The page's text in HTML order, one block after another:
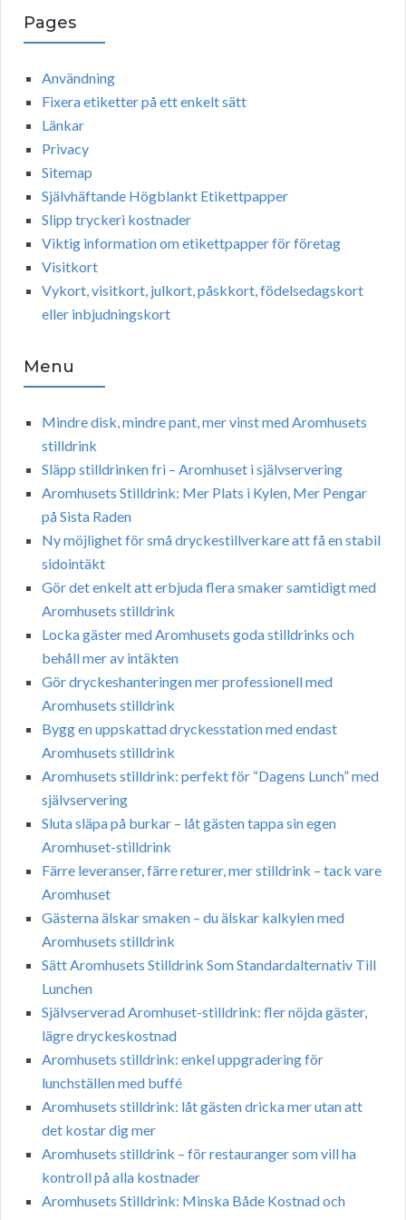
rPages
Användning
Fixera etiketter på ett enkelt sätt
Länkar
Privacy
Sitemap
Självhäftande Högblankt Etikettpapper
Slipp tryckeri kostnader
Viktig information om etikettpapper för företag
Visitkort
Vykort, visitkort, julkort, påskkort, födelsedagskort
eller inbjudningskort
Menu
Mindre disk, mindre pant, mer vinst med Aromhusets
stilldrink
Släpp stilldrinken fri – Aromhuset i självservering
Aromhusets Stilldrink: Mer Plats i Kylen, Mer Pengar
på Sista Raden
Ny möjlighet för små dryckestillverkare att få en stabil
sidointäkt
Gör det enkelt att erbjuda flera smaker samtidigt med
Aromhusets stilldrink
Locka gäster med Aromhusets goda stilldrinks och
behåll mer av intäkten
Gör dryckeshanteringen mer professionell med
Aromhusets stilldrink
Bygg en uppskattad dryckesstation med endast
Aromhusets stilldrink
Aromhusets stilldrink: perfekt för “Dagens Lunch” med
självservering
Sluta släpa på burkar – låt gästen tappa sin egen
Aromhuset-stilldrink
Färre leveranser, färre returer, mer stilldrink – tack vare
Aromhuset
Gästerna älskar smaken – du älskar kalkylen med
Aromhusets stilldrink
Sätt Aromhusets Stilldrink Som Standardalternativ Till
Lunchen
Självserverad Aromhuset-stilldrink: fler nöjda gäster,
lägre dryckeskostnad
Aromhusets stilldrink: enkel uppgradering för
lunchställen med buffé
Aromhusets stilldrink: låt gästen dricka mer utan att
det kostar dig mer
Aromhusets stilldrink – för restauranger som vill ha
kontroll på alla kostnader
Aromhusets Stilldrink: Minska Både Kostnad och